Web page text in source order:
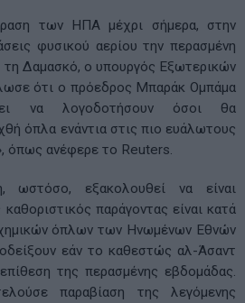
των ΗΠΑ μέχρι σήμερα, στην
φυσικού αερίου την περασμένη
Δαμασκό, ο υπουργός Εξωτερικών
ότι ο πρόεδρος Μπαράκ Ομπάμα
να λογοδοτήσουν όσοι θα
όπλα ενάντια στις πιο ευάλωτους
όπως ανέφερε το Reuters.
ωστόσο, εξακολουθεί να είναι
παράγοντας είναι κατά
όπλων των Ηνωμένων Εθνών
εάν το καθεστώς αλ-Άσαντ
της περασμένης εβδομάδας.
παραβίαση της λεγόμενης